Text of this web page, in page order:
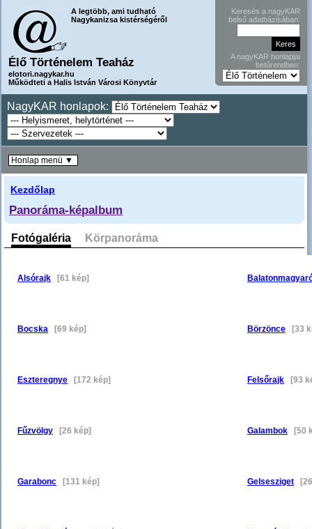
A legtöbb, ami tudható
Nagykanizsa kistérségéről
Élő Történelem Teaház
elotori.nagykar.hu
Működteti a Halis István Városi Könyvtár
Keresés a nagyKAR
belső adatbázisában:
A nagyKAR honlapjai
betűrendben:
NagyKAR honlapok:
Kezdőlap
Panoráma-képalbum
Fotógaléria Körpanoráma
Alsórajk [61 kép]
Bocska [69 kép] Börzönce [33
Eszteregnye [172 kép] Felsőrajk [93
Fűzvölgy [26 kép] Galambok [50
Garabonc [131 kép] Gelsesziget
Honlap menü ▼